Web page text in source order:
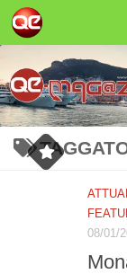
Salta al
08/01/